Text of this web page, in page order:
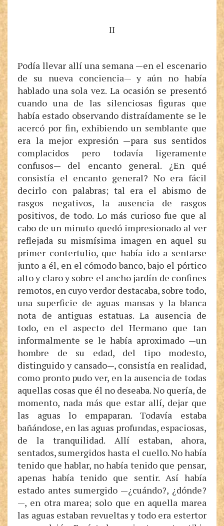
II
Podía llevar allí una semana —en el escenario
de su nueva conciencia— y aún no había
hablado una sola vez. La ocasión se presentó
cuando una de las silenciosas figuras que
había estado observando distraídamente se le
acercó por fin, exhibiendo un semblante que
era la mejor expresión —para sus sentidos
complacidos pero todavía ligeramente
confusos— del encanto general. ¿En qué
consistía el encanto general? No era fácil
decirlo con palabras; tal era el abismo de
rasgos negativos, la ausencia de rasgos
positivos, de todo. Lo más curioso fue que al
cabo de un minuto quedó impresionado al ver
reflejada su mismísima imagen en aquel su
primer contertulio, que había ido a sentarse
junto a él, en el cómodo banco, bajo el pórtico
alto y claro y sobre el ancho jardín de confines
remotos, en cuyo verdor destacaba, sobre todo,
una superficie de aguas mansas y la blanca
nota de antiguas estatuas. La ausencia de
todo, en el aspecto del Hermano que tan
informalmente se le había aproximado —un
hombre de su edad, del tipo modesto,
distinguido y cansado—, consistía en realidad,
como pronto pudo ver, en la ausencia de todas
aquellas cosas que él no deseaba. No quería, de
momento, nada más que estar allí, dejar que
las aguas lo empaparan. Todavía estaba
bañándose, en las aguas profundas, espaciosas,
de la tranquilidad. Allí estaban, ahora,
sentados, sumergidos hasta el cuello. No había
tenido que hablar, no había tenido que pensar,
apenas había tenido que sentir. Así había
estado antes sumergido —¿cuándo?, ¿dónde?
—, en otra marea; solo que en aquella marea
las aguas estaban revueltas y todo era estertor